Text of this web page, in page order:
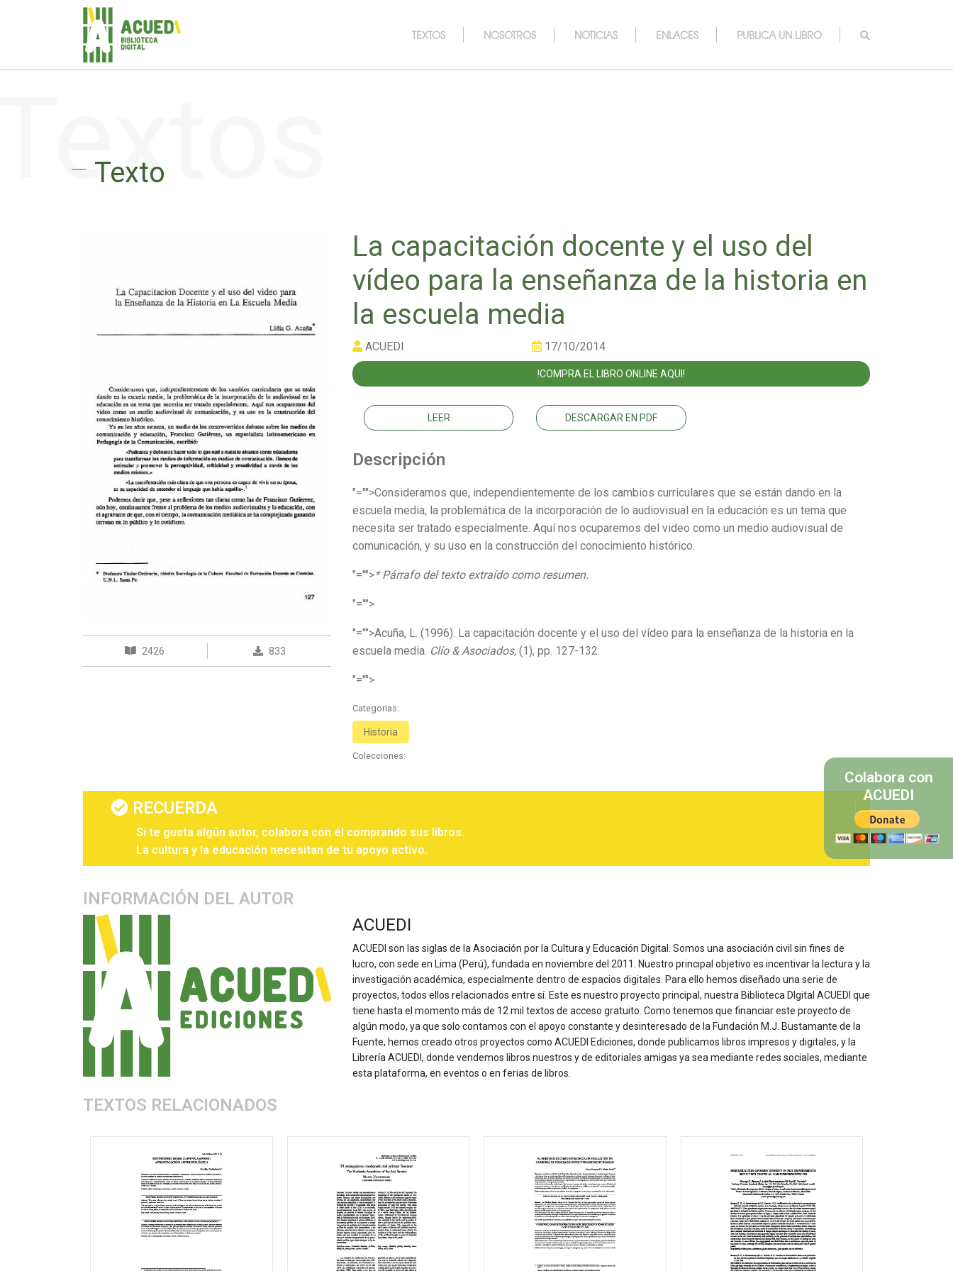
TEXTOS NOSOTROS NOTICIAS ENLACES PUBLICA UN LIBRO
Texto
2426 833
La capacitación docente y el uso del
vídeo para la enseñanza de la historia en
la escuela media
ACUEDI 17/10/2014
!COMPRA EL LIBRO ONLINE AQUI!
LEER DESCARGAR EN PDF
Descripción
"="">Consideramos que, independientemente de los cambios curriculares que se están dando en la
escuela media, la problemática de la incorporación de lo audiovisual en la educación es un tema que
necesita ser tratado especialmente. Aquí nos ocuparemos del video como un medio audiovisual de
comunicación, y su uso en la construcción del conocimiento histórico.
"="">* Párrafo del texto extraído como resumen.
"="">
"="">Acuña, L. (1996). La capacitación docente y el uso del vídeo para la enseñanza de la historia en la
escuela media. Clío & Asociados, (1), pp. 127-132.
"="">
Categorias:
Historia
Colecciones:
RECUERDA
Si te gusta algún autor, colabora con él comprando sus libros.
La cultura y la educación necesitan de tu apoyo activo.
INFORMACIÓN DEL AUTOR
ACUEDI
ACUEDI son las siglas de la Asociación por la Cultura y Educación Digital. Somos una asociación civil sin fines de
lucro, con sede en Lima (Perú), fundada en noviembre del 2011. Nuestro principal objetivo es incentivar la lectura y la
investigación académica, especialmente dentro de espacios digitales. Para ello hemos diseñado una serie de
proyectos, todos ellos relacionados entre sí. Este es nuestro proyecto principal, nuestra Biblioteca DIgital ACUEDI que
tiene hasta el momento más de 12 mil textos de acceso gratuito. Como tenemos que financiar este proyecto de
algún modo, ya que solo contamos con el apoyo constante y desinteresado de la Fundación M.J. Bustamante de la
Fuente, hemos creado otros proyectos como ACUEDI Ediciones, donde publicamos libros impresos y digitales, y la
Librería ACUEDI, donde vendemos libros nuestros y de editoriales amigas ya sea mediante redes sociales, mediante
esta plataforma, en eventos o en ferias de libros.
TEXTOS RELACIONADOS
Colabora con
ACUEDI